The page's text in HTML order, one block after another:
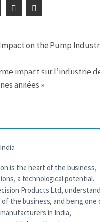
on the Pump
impact sur l’industrie
années »
is the heart of the business,
a technological potential.
Products Ltd, understand
the business, and being one
in India,